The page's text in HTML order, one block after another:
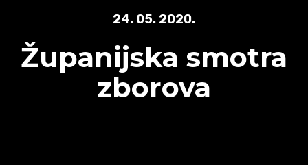
24. 05. 2020.
Županijska smotra
zborova